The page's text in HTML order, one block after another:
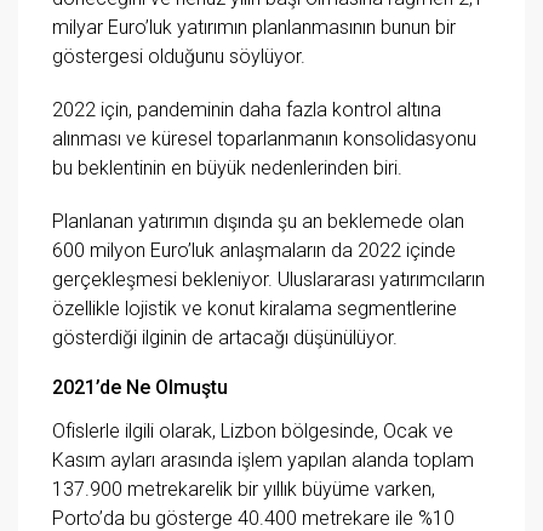
milyar Euro’luk yatırımın planlanmasının bunun bir
göstergesi olduğunu söylüyor.
2022 için, pandeminin daha fazla kontrol altına
alınması ve küresel toparlanmanın konsolidasyonu
bu beklentinin en büyük nedenlerinden biri.
Planlanan yatırımın dışında şu an beklemede olan
600 milyon Euro’luk anlaşmaların da 2022 içinde
gerçekleşmesi bekleniyor. Uluslararası yatırımcıların
özellikle lojistik ve konut kiralama segmentlerine
gösterdiği ilginin de artacağı düşünülüyor.
2021’de Ne Olmuştu
Ofislerle ilgili olarak, Lizbon bölgesinde, Ocak ve
Kasım ayları arasında işlem yapılan alanda toplam
137.900 metrekarelik bir yıllık büyüme varken,
Porto’da bu gösterge 40.400 metrekare ile %10